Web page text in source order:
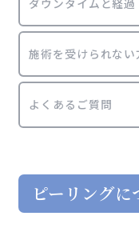
ニュース
施術を受けられない
よくあるご質問
ピーリングに